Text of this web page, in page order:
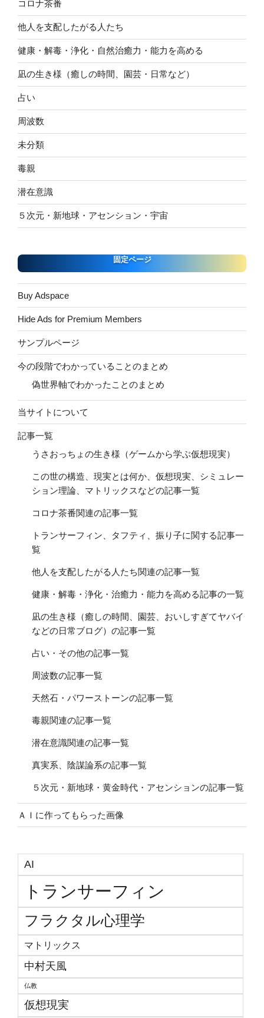
コロナ茶番
他人を支配したがる人たち
健康・解毒・浄化・自然治癒力・能力を高める
凪の生き様（癒しの時間、園芸・日常など）
占い
周波数
未分類
毒親
潜在意識
５次元・新地球・アセンション・宇宙
固定ページ
Buy Adspace
Hide Ads for Premium Members
サンプルページ
今の段階でわかっていることのまとめ
偽世界軸でわかったことのまとめ
当サイトについて
記事一覧
うさおっちょの生き様（ゲームから学ぶ仮想現実）
この世の構造、現実とは何か、仮想現実、シミュレー
ション理論、マトリックスなどの記事一覧
コロナ茶番関連の記事一覧
トランサーフィン、タフティ、振り子に関する記事一
覧
他人を支配したがる人たち関連の記事一覧
健康・解毒・浄化・治癒力・能力を高める記事の一覧
凪の生き様（癒しの時間、園芸、おいしすぎてヤバイ
などの日常ブログ）の記事一覧
占い・その他の記事一覧
周波数の記事一覧
天然石・パワーストーンの記事一覧
毒親関連の記事一覧
潜在意識関連の記事一覧
真実系、陰謀論系の記事一覧
５次元・新地球・黄金時代・アセンションの記事一覧
ＡＩに作ってもらった画像
AI
トランサーフィン
フラクタル心理学
マトリックス
中村天風
仏教
仮想現実